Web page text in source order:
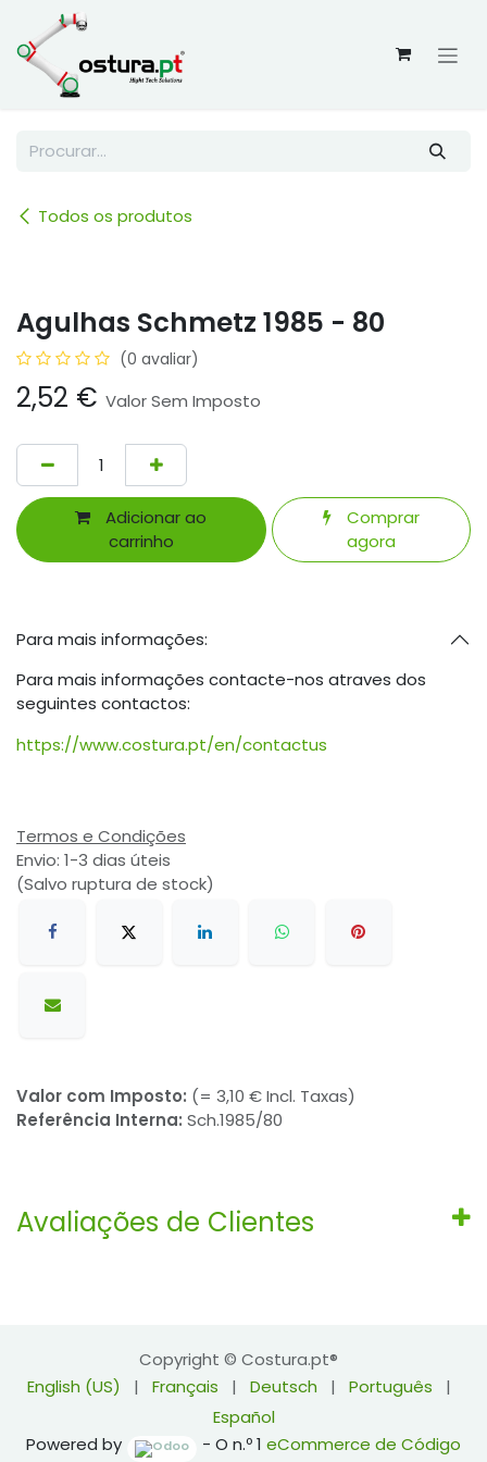
Skip to Content
Todos os produtos
Agulhas Schmetz 1985 - 80
(0 avaliar)
2,52 € Valor Sem Imposto
Adicionar ao
carrinho
Comprar
agora
Para mais informações:
Para mais informações contacte-nos atraves dos
seguintes contactos:
https://www.costura.pt/en/contactus
Termos e Condições
Envio: 1-3 dias úteis
(Salvo ruptura de stock)
Valor com Imposto: (= 3,10 € Incl. Taxas)
Referência Interna: Sch.1985/80
Avaliações de Clientes
Copyright © Costura.pt®
English (US)
| Français | Deutsch | Português
|
Español
Powered by
- O n.º 1eCommerce de Código